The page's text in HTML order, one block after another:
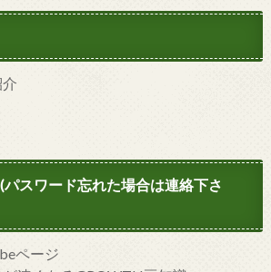
スワード忘れた場合は連絡下さ
ページ